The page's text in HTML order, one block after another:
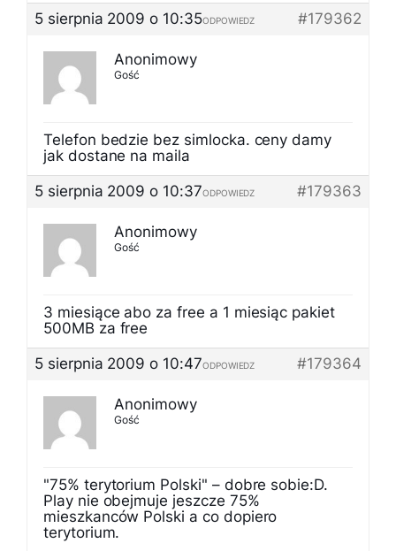
5 sierpnia 2009 o 10:35
#179362
ODPOWIEDZ
Anonimowy
Gość
Telefon bedzie bez simlocka. ceny damy
jak dostane na maila
5 sierpnia 2009 o 10:37
#179363
ODPOWIEDZ
Anonimowy
Gość
3 miesiące abo za free a 1 miesiąc pakiet
500MB za free
5 sierpnia 2009 o 10:47
#179364
ODPOWIEDZ
Anonimowy
Gość
"75% terytorium Polski" – dobre sobie:D.
Play nie obejmuje jeszcze 75%
mieszkanców Polski a co dopiero
terytorium.